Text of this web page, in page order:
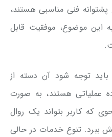
پشتوانه فنی مناسبی هستند،
این موضوع، موفقیت قابل
توجه شود آن دسته از
عملیاتی هستند، به صورت
که کاربر بتواند یک روال
پیش ببرد. تنوع خدمات در حالی